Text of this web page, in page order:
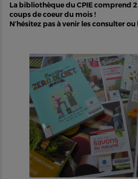
La bibliothèque du CPIE comprend
coups de coeur du mois !
N’hésitez pas à venir les consulter